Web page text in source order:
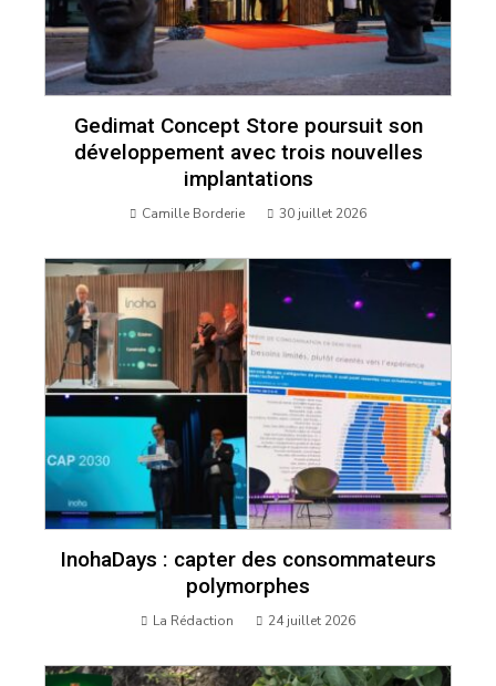
Gedimat Concept Store poursuit son
développement avec trois nouvelles
implantations
Camille Borderie 30 juillet 2026
InohaDays : capter des consommateurs
polymorphes
La Rédaction 24 juillet 2026